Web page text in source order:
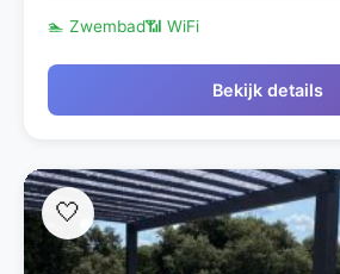
🏊 Zwembad📶 WiFi
Bekijk details
🤍